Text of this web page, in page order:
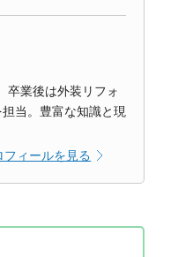
卒業後は外装リフォ
当。豊富な知識と現
フィールを見る